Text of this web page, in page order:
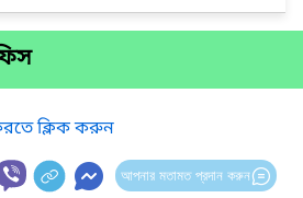
ক্লিক করুন
আপনার মতামত প্রদান করুন